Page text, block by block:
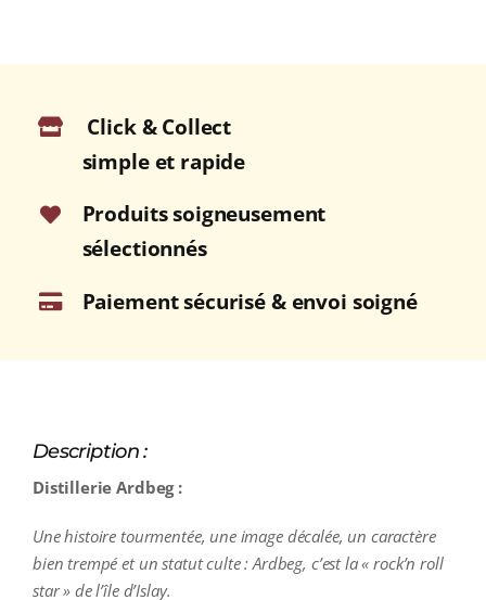
Click & Collect
simple et rapide
Produits soigneusement
sélectionnés
Paiement sécurisé & envoi soigné
Description :
Distillerie Ardbeg :
Une histoire tourmentée, une image décalée, un caractère
bien trempé et un statut culte : Ardbeg, c’est la « rock’n roll
star » de l’île d’Islay.